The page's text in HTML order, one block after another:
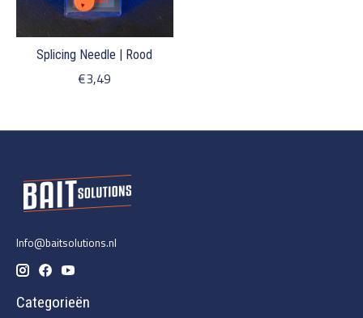
Splicing Needle | Rood
€3,49
Info@baitsolutions.nl
Categorieën